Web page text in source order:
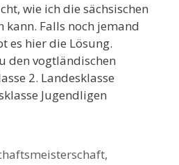
wie ich die sächsischen
kann. Falls noch jemand
es hier die Lösung.
den vogtländischen
2. Landesklasse
Jugendligen
,